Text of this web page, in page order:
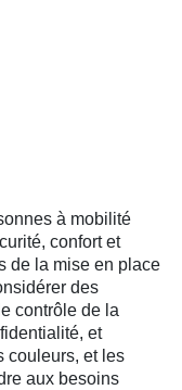
à mobilité
confort et
de la mise en place
des
contrôle de la
et
couleurs, et les
aux besoins